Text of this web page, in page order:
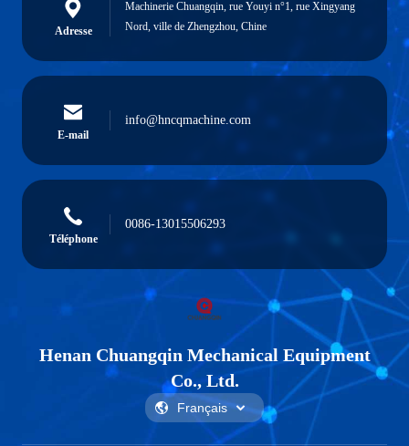
Adresse
Machinerie Chuangqin, rue Youyi n°1, rue Xingyang
Nord, ville de Zhengzhou, Chine
E-mail
info@hncqmachine.com
Téléphone
0086-13015506293
Henan Chuangqin Mechanical Equipment
Co., Ltd.